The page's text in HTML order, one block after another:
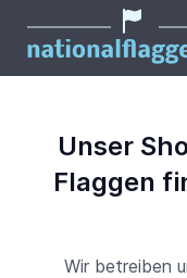
Unser
Flaggen
Wir betreiben